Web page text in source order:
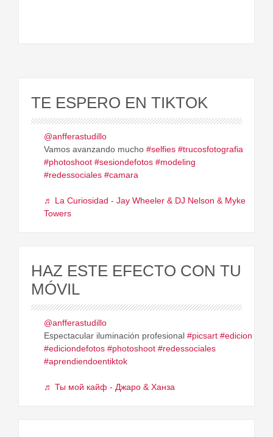
TE ESPERO EN TIKTOK
@anfferastudillo
Vamos avanzando mucho #selfies #trucosfotografia
#photoshoot #sesiondefotos #modeling
#redessociales #camara
♬ La Curiosidad - Jay Wheeler & DJ Nelson & Myke
Towers
HAZ ESTE EFECTO CON TU
MÓVIL
@anfferastudillo
Espectacular iluminación profesional #picsart #edicion
#ediciondefotos #photoshoot #redessociales
#aprendiendoentiktok
♬ Ты мой кайф - Джаро & Ханза